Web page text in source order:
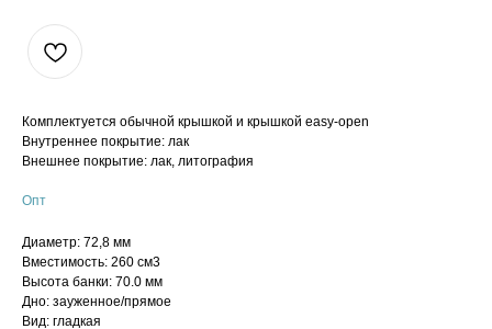
Комплектуется обычной крышкой и крышкой easy-open
Внутреннее покрытие: лак
Внешнее покрытие: лак, литография
Опт
Диаметр: 72,8 мм
Вместимость: 260 см3
Высота банки: 70.0 мм
Дно: зауженное/прямое
Вид: гладкая